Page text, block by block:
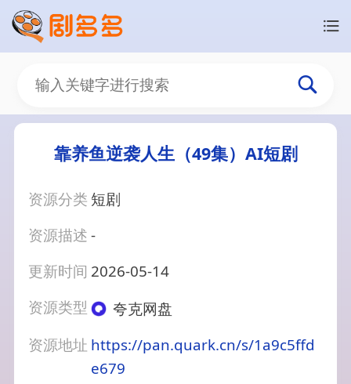
靠养鱼逆袭人生（49集）AI短剧
资源分类 短剧
资源描述-
更新时间 2026-05-14
资源类型
夸克网盘
资源地址 https://pan.quark.cn/s/1a9c5ffd
e679